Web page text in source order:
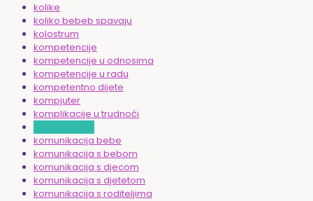
kolike
koliko bebeb spavaju
kolostrum
kompetencije
kompetencije u odnosima
kompetencije u radu
kompetentno dijete
kompjuter
komplikacije u trudnoći
komunikacija bebe
komunikacija s bebom
komunikacija s djecom
komunikacija s djetetom
komunikacija s roditeljima